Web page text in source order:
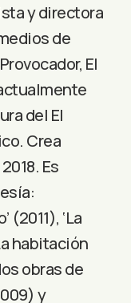
y directora
de
El
del El
Crea
Es
(2011), ‘La
habitación
obras de
y